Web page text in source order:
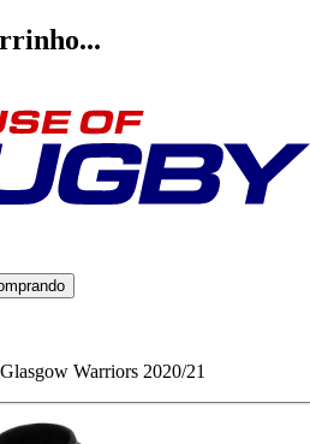
Warriors 2020/21